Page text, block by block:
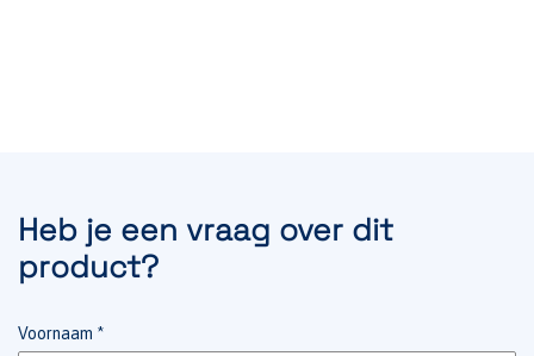
Heb je een vraag over dit
product?